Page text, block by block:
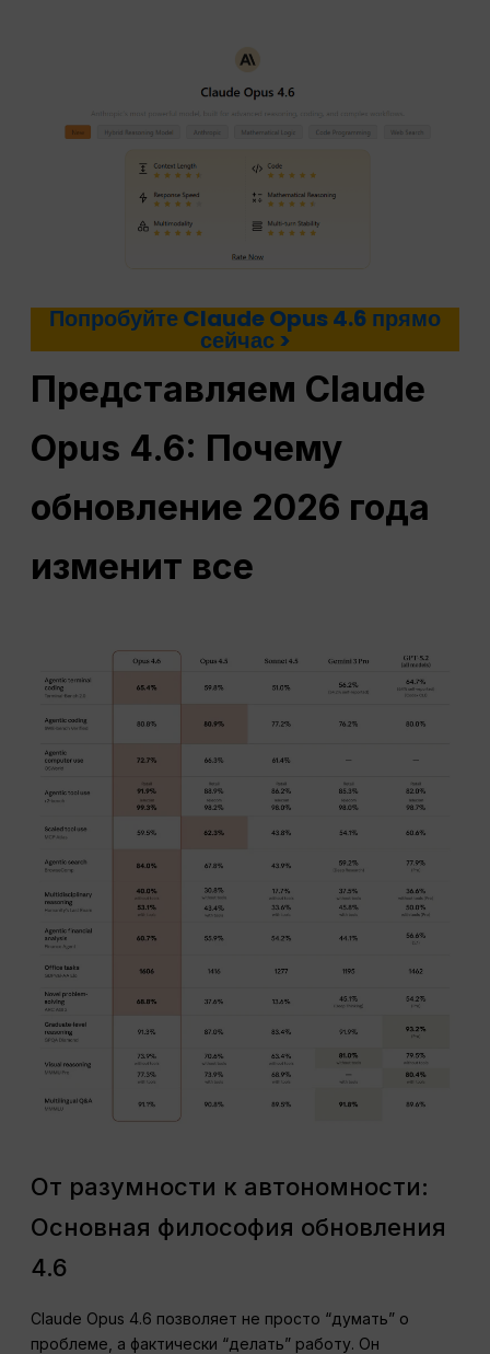
Попробуйте Claude Opus 4.6 прямо
сейчас >
Представляем Claude
Opus 4.6: Почему
обновление 2026 года
изменит все
От разумности к автономности:
Основная философия обновления
4.6
Claude Opus 4.6 позволяет не просто “думать” о
проблеме, а фактически “делать” работу. Он